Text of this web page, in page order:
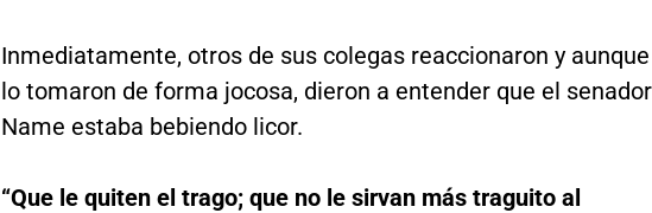
Inmediatamente, otros de sus colegas reaccionaron y aunque
lo tomaron de forma jocosa, dieron a entender que el senador
Name estaba bebiendo licor.
“Que le quiten el trago; que no le sirvan más traguito al